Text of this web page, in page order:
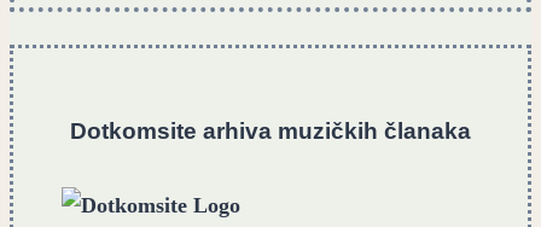
Dotkomsite arhiva muzičkih članaka